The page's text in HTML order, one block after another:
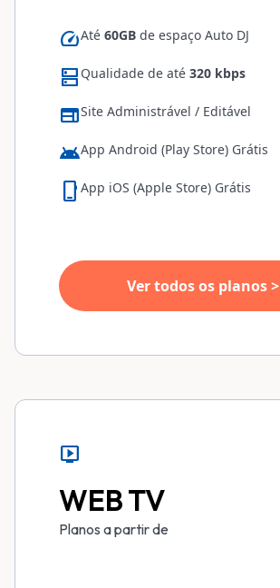
speedAté 60GB de espaço Auto DJ
dns Qualidade de até 320 kbps
webSite Administrável / Editável
androidApp Android (Play Store) Grátis
phone_iphone App iOS (Apple Store) Grátis
Ver todos os planos >
live_tv
WEB TV
Planos a partir de